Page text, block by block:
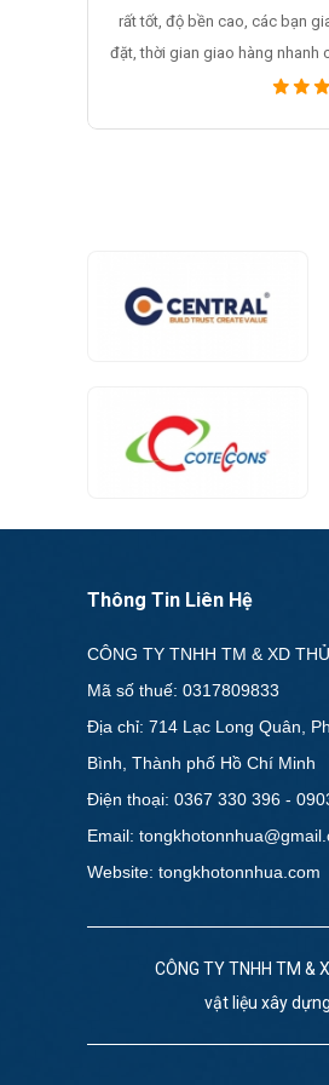
hài lòng về chất lượng sản
thái độ
Thông Tin Liên Hệ
CÔNG TY TNHH TM & XD
Mã số thuế: 0317809833
Địa chỉ: 714 Lạc Long Quân,
Bình, Thành phố Hồ Chí Minh
Điện thoại: 0367 330 396 -
Email:
Website: tongkhotonnhua.com
CÔNG TY TNHH TM
vật liệu xây